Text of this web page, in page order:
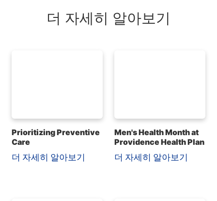
더 자세히 알아보기
Prioritizing Preventive
Care
더 자세히 알아보기
Men's Health Month at
Providence Health Plan
더 자세히 알아보기